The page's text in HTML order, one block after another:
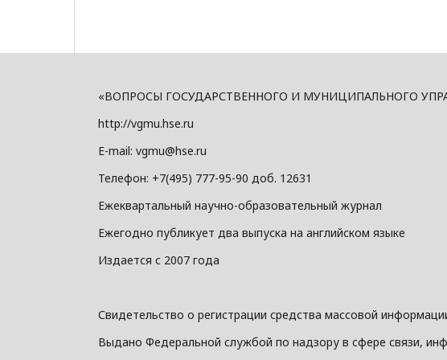
«ВОПРОСЫ ГОСУДАРСТВЕННОГО И МУНИЦИПАЛЬНОГО
http://vgmu.hse.ru
E-mail: vgmu@hse.ru
Телефон: +7(495) 777-95-90 доб. 12631
Ежеквартальный научно-образовательный журнал
Ежегодно публикует два выпуска на английском языке
Издается с 2007 года
Свидетельство о регистрации средства массовой
Выдано Федеральной службой по надзору в сфере связи,